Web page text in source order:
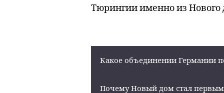
Тюрингии именно из Нового
Какое объединении Германии
Почему Новый дом стал